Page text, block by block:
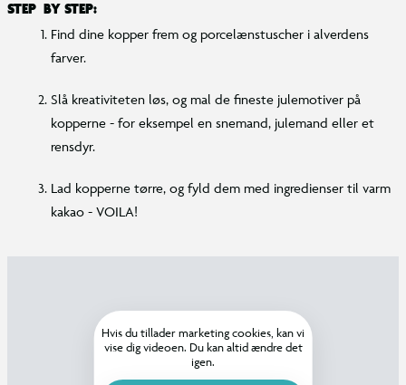
STEP BY STEP:
Find dine kopper frem og porcelænstuscher i alverdens
farver.
Slå kreativiteten løs, og mal de fineste julemotiver på
kopperne - for eksempel en snemand, julemand eller et
rensdyr.
Lad kopperne tørre, og fyld dem med ingredienser til varm
kakao - VOILA!
Hvis du tillader marketing cookies, kan vi
vise dig videoen. Du kan altid ændre det
igen.